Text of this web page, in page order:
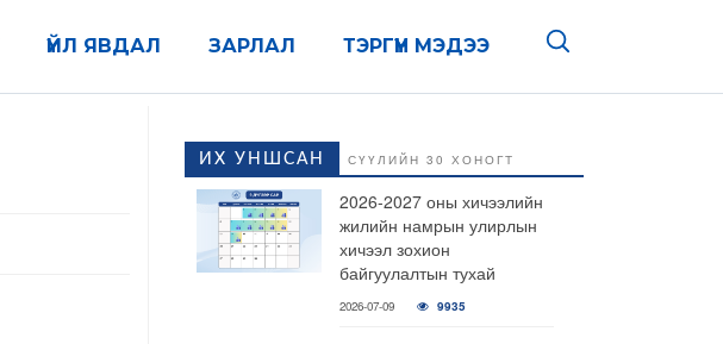
ТЭРГҮҮН МЭДЭЭ
ЗАРЛАЛ
ҮЙЛ ЯВДАЛ
ИХ УНШСАН СҮҮЛИЙН 30 ХОНОГТ
2026-2027 оны хичээлийн
жилийн намрын улирлын
хичээл зохион
байгуулалтын тухай
2026-07-09 9935